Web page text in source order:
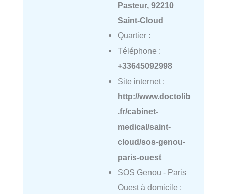
Pasteur, 92210
Saint-Cloud
Quartier :
Téléphone :
+33645092998
Site internet :
http://www.doctolib
.fr/cabinet-
medical/saint-
cloud/sos-genou-
paris-ouest
SOS Genou - Paris
Ouest à domicile :